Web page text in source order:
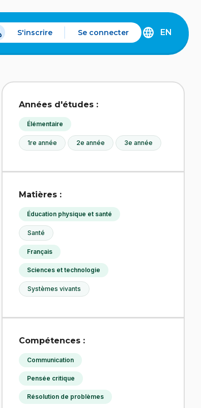
onglet.
S'inscrire Se connecter
DISCOVER
EN
Années d'études :
Élémentaire
1re année 2e année 3e année
Matières :
Éducation physique et santé
Santé
Français
Sciences et technologie
Systèmes vivants
Compétences :
Communication
Pensée critique
Résolution de problèmes